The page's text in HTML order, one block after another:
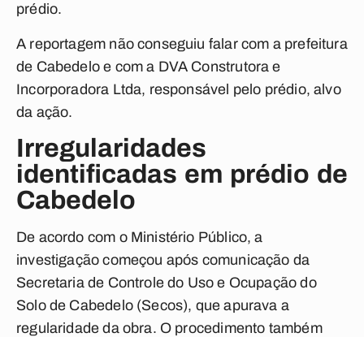
prédio.
A reportagem não conseguiu falar com a prefeitura
de Cabedelo e com a DVA Construtora e
Incorporadora Ltda, responsável pelo prédio, alvo
da ação.
Irregularidades
identificadas em prédio de
Cabedelo
De acordo com o Ministério Público, a
investigação começou após comunicação da
Secretaria de Controle do Uso e Ocupação do
Solo de Cabedelo (Secos), que apurava a
regularidade da obra. O procedimento também